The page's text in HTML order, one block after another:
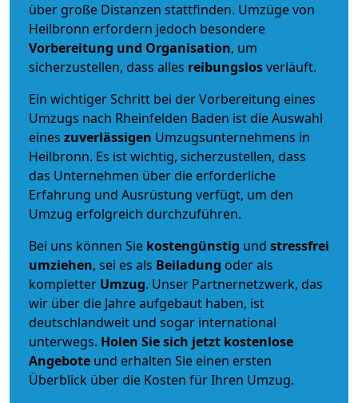
über große Distanzen stattfinden. Umzüge von
Heilbronn erfordern jedoch besondere
Vorbereitung und Organisation, um
sicherzustellen, dass alles reibungslosverläuft.
Ein wichtiger Schritt bei der Vorbereitung eines
Umzugs nach Rheinfelden Baden ist die Auswahl
eines zuverlässigen Umzugsunternehmens in
Heilbronn. Es ist wichtig, sicherzustellen, dass
das Unternehmen über die erforderliche
Erfahrung und Ausrüstung verfügt, um den
Umzug erfolgreich durchzuführen.
Bei uns können Sie kostengünstig und stressfrei
umziehen, sei es als Beiladung oder als
kompletter Umzug. Unser Partnernetzwerk, das
wir über die Jahre aufgebaut haben, ist
deutschlandweit und sogar international
unterwegs. Holen Sie sich jetzt kostenlose
Angebote und erhalten Sie einen ersten
Überblick über die Kosten für Ihren Umzug.